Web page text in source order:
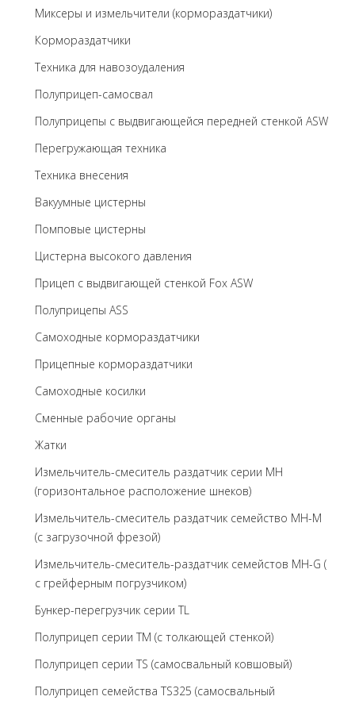
Миксеры и измельчители (кормораздатчики)
Кормораздатчики
Техника для навозоудаления
Полуприцеп-самосвал
Полуприцепы с выдвигающейся передней стенкой ASW
Перегружающая техника
Техника внесения
Вакуумные цистерны
Помповые цистерны
Цистерна высокого давления
Прицеп с выдвигающей стенкой Fox ASW
Полуприцепы ASS
Самоходные кормораздатчики
Прицепные кормораздатчики
Самоходные косилки
Сменные рабочие органы
Жатки
Измельчитель-смеситель раздатчик серии MH
(горизонтальное расположение шнеков)
Измельчитель-смеситель раздатчик семейство MH-M
(с загрузочной фрезой)
Измельчитель-смеситель-раздатчик семейстов MH-G (
с грейферным погрузчиком)
Бункер-перегрузчик серии TL
Полуприцеп серии TM (с толкающей стенкой)
Полуприцеп серии TS (самосвальный ковшовый)
Полуприцеп семейства TS325 (самосвальный